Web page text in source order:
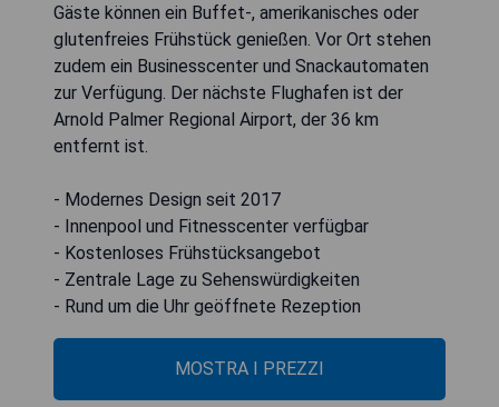
Gäste können ein Buffet-, amerikanisches oder
glutenfreies Frühstück genießen. Vor Ort stehen
zudem ein Businesscenter und Snackautomaten
zur Verfügung. Der nächste Flughafen ist der
Arnold Palmer Regional Airport, der 36 km
entfernt ist.
- Modernes Design seit 2017
- Innenpool und Fitnesscenter verfügbar
- Kostenloses Frühstücksangebot
- Zentrale Lage zu Sehenswürdigkeiten
- Rund um die Uhr geöffnete Rezeption
MOSTRA I PREZZI